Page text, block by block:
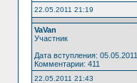
22.05.2011 21:19
VaVan
Участник
Дата вступления: 05.05.2011
Комментарии: 411
22.05.2011 21:43